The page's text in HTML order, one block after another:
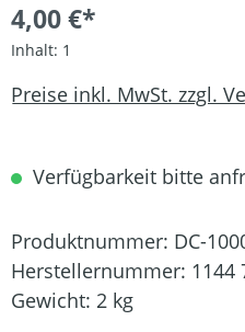
4,00 €*
Inhalt: 1
Preise inkl. MwSt. zzgl.
Verfügbarkeit bitte
Produktnummer: DC-
Herstellernummer: 1144
Gewicht: 2 kg